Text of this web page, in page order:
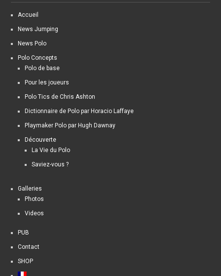
Accueil
News Jumping
News Polo
Polo Concepts
Polo de base
Pour les joueurs
Polo Tics de Chris Ashton
Dictionnaire de Polo par Horacio Laffaye
Playmaker Polo par Hugh Dawnay
Découverte
La Vie du Polo
Saviez-vous ?
Galleries
Photos
Videos
PUB
Contact
SHOP